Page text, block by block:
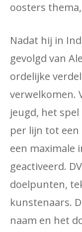
oosters
Nadat hij in
gevolgd van
ordelijke
verwelkomen.
jeugd, het
per lijn tot een
een maximale
geactiveerd.
doelpunten,
kunstenaars.
naam en het